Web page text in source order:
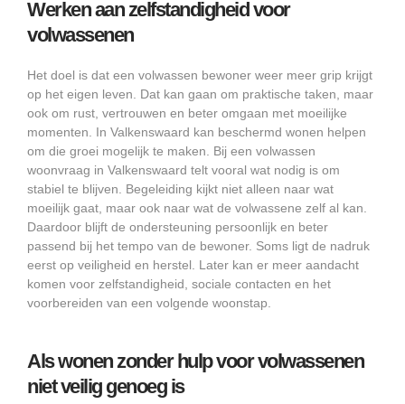
Werken aan zelfstandigheid voor
volwassenen
Het doel is dat een volwassen bewoner weer meer grip krijgt
op het eigen leven. Dat kan gaan om praktische taken, maar
ook om rust, vertrouwen en beter omgaan met moeilijke
momenten. In Valkenswaard kan beschermd wonen helpen
om die groei mogelijk te maken. Bij een volwassen
woonvraag in Valkenswaard telt vooral wat nodig is om
stabiel te blijven. Begeleiding kijkt niet alleen naar wat
moeilijk gaat, maar ook naar wat de volwassene zelf al kan.
Daardoor blijft de ondersteuning persoonlijk en beter
passend bij het tempo van de bewoner. Soms ligt de nadruk
eerst op veiligheid en herstel. Later kan er meer aandacht
komen voor zelfstandigheid, sociale contacten en het
voorbereiden van een volgende woonstap.
Als wonen zonder hulp voor volwassenen
niet veilig genoeg is